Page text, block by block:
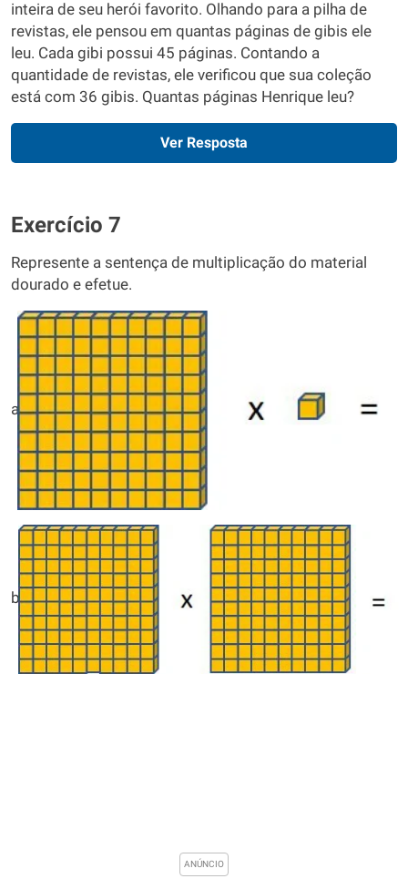
inteira de seu herói favorito. Olhando para a pilha de
revistas, ele pensou em quantas páginas de gibis ele
leu. Cada gibi possui 45 páginas. Contando a
quantidade de revistas, ele verificou que sua coleção
está com 36 gibis. Quantas páginas Henrique leu?
Ver Resposta
Exercício 7
Represente a sentença de multiplicação do material
dourado e efetue.
a)
b)